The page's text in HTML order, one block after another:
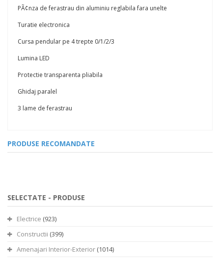
PÃ¢nza de ferastrau din aluminiu reglabila fara unelte
Turatie electronica
Cursa pendular pe 4 trepte 0/1/2/3
Lumina LED
Protectie transparenta pliabila
Ghidaj paralel
3 lame de ferastrau
PRODUSE RECOMANDATE
SELECTATE - PRODUSE
Electrice (923)
Constructii (399)
Amenajari Interior-Exterior (1014)